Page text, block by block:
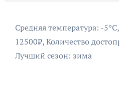
Средняя температура: -
12500₽, Количество
Лучший сезон: зима